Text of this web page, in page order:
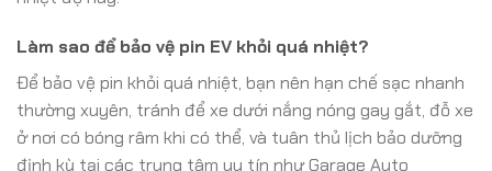
Làm sao để bảo vệ pin EV khỏi quá nhiệt?
Để bảo vệ pin khỏi quá nhiệt, bạn nên hạn chế sạc nhanh
thường xuyên, tránh để xe dưới nắng nóng gay gắt, đỗ xe
ở nơi có bóng râm khi có thể, và tuân thủ lịch bảo dưỡng
định kỳ tại các trung tâm uy tín như Garage Auto